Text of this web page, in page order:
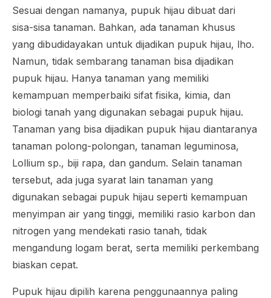
Sesuai dengan namanya, pupuk hijau dibuat dari
sisa-sisa tanaman. Bahkan, ada tanaman khusus
yang dibudidayakan untuk dijadikan pupuk hijau, lho.
Namun, tidak sembarang tanaman bisa dijadikan
pupuk hijau. Hanya tanaman yang memiliki
kemampuan memperbaiki sifat fisika, kimia, dan
biologi tanah yang digunakan sebagai pupuk hijau.
Tanaman yang bisa dijadikan pupuk hijau diantaranya
tanaman polong-polongan, tanaman leguminosa,
Lollium sp., biji rapa, dan gandum. Selain tanaman
tersebut, ada juga syarat lain tanaman yang
digunakan sebagai pupuk hijau seperti kemampuan
menyimpan air yang tinggi, memiliki rasio karbon dan
nitrogen yang mendekati rasio tanah, tidak
mengandung logam berat, serta memiliki perkembang
biaskan cepat.
Pupuk hijau dipilih karena penggunaannya paling